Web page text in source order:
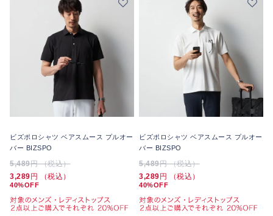
ビズポロシャツ ベアスムース プルオー
バー BIZSPO
5,489円 （税込）
3,289円 （税込）
40%OFF
ビズポロシャツ ベアスムース プルオー
バー BIZSPO
5,489円 （税込）
3,289円 （税込）
40%OFF